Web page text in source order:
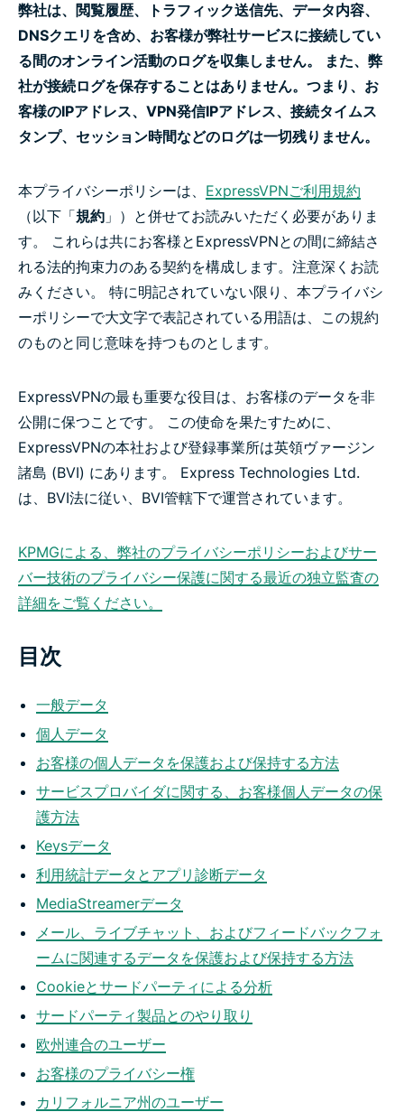
弊社は、閲覧履歴、トラフィック送信先、データ内容、
DNSクエリを含め、お客様が弊社サービスに接続してい
る間のオンライン活動のログを収集しません。 また、弊
社が接続ログを保存することはありません。つまり、お
客様のIPアドレス、VPN発信IPアドレス、接続タイムス
タンプ、セッション時間などのログは一切残りません。
本プライバシーポリシーは、 ExpressVPNご利用規約
（以下「規約 」）と併せてお読みいただく必要がありま
す。 これらは共にお客様とExpressVPNとの間に締結さ
れる法的拘束力のある契約を構成します。注意深くお読
みください。 特に明記されていない限り、本プライバシ
ーポリシーで大文字で表記されている用語は、この規約
のものと同じ意味を持つものとします。
ExpressVPNの最も重要な役目は、お客様のデータを非
公開に保つことです。 この使命を果たすために、
ExpressVPNの本社および登録事業所は英領ヴァージン
諸島 (BVI) にあります。 Express Technologies Ltd.
は、BVI法に従い、BVI管轄下で運営されています。
KPMGによる、弊社のプライバシーポリシーおよびサー
バー技術のプライバシー保護に関する最近の独立監査の
詳細をご覧ください。
目次
一般データ
個人データ
お客様の個人データを保護および保持する方法
サービスプロバイダに関する、お客様個人データの保
護方法
Keysデータ
利用統計データとアプリ診断データ
MediaStreamerデータ
メール、ライブチャット、およびフィードバックフォ
ームに関連するデータを保護および保持する方法
Cookieとサードパーティによる分析
サードパーティ製品とのやり取り
欧州連合のユーザー
お客様のプライバシー権
カリフォルニア州のユーザー